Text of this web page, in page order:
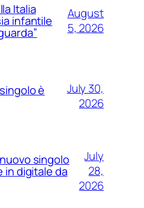
Italia
infantile
August
5, 2026
è
July 30,
2026
nuovo singolo
in digitale da
July
28,
2026